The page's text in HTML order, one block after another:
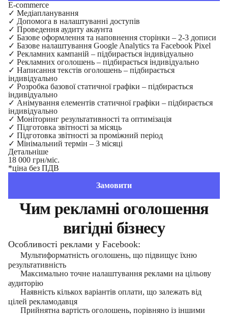
E-commerce
✓ Медіапланування
✓ Допомога в налаштуванні доступів
✓ Проведення аудиту акаунта
✓ Базове оформлення та наповнення сторінки – 2-3 дописи
✓ Базове налаштування Google Analytics та Facebook Pixel
✓ Рекламних кампаній – підбирається індивідуально
✓ Рекламних оголошень – підбирається індивідуально
✓ Написання текстів оголошень – підбирається
індивідуально
✓ Розробка базової статичної графіки – підбирається
індивідуально
✓ Анімування елементів статичної графіки – підбирається
індивідуально
✓ Моніторинг результативності та оптимізація
✓ Підготовка звітності за місяць
✓ Підготовка звітності за проміжний період
✓ Мінімальний термін – 3 місяці
Детальніше
18 000 грн/міс.
*ціна без ПДВ
Замовити
Чим рекламні оголошення
вигідні бізнесу
Особливості реклами у Facebook:
Мультиформатність оголошень, що підвищує їхню
результативність
Максимально точне налаштування реклами на цільову
аудиторію
Наявність кількох варіантів оплати, що залежать від
цілей рекламодавця
Прийнятна вартість оголошень, порівняно із іншими